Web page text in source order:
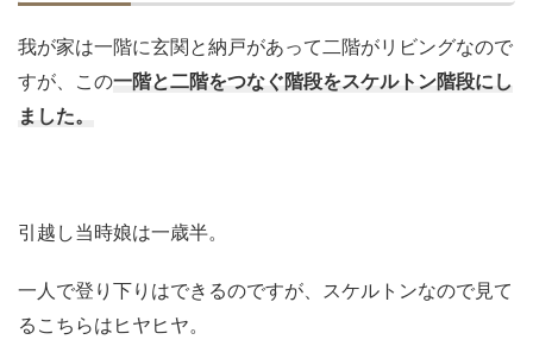
我が家は一階に玄関と納戸があって二階がリビングなので
すが、この一階と二階をつなぐ階段をスケルトン階段にし
ました。
引越し当時娘は一歳半。
一人で登り下りはできるのですが、スケルトンなので見て
るこちらはヒヤヒヤ。